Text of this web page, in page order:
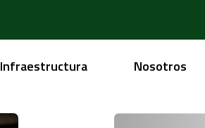
Infraestructura Nosotros